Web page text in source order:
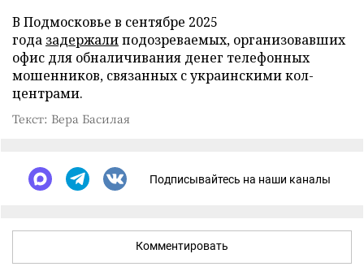
В Подмосковье в сентябре 2025
года задержалиподозреваемых, организовавших
офис для обналичивания денег телефонных
мошенников, связанных с украинскими кол-
центрами.
Текст: Вера Басилая
Подписывайтесь на наши каналы
Комментировать